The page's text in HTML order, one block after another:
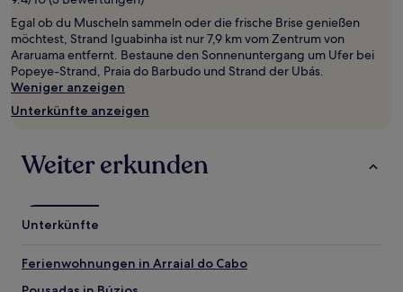
von
2 Erwachsenen
gefunden
wurde.
Preise
und
Verfügbarkeiten
können
ändern.
Es
zusätzliche
Bedingungen
gelten.
Egal ob du Muscheln sammeln oder die frische Brise genießen
möchtest, Strand Iguabinha ist nur 7,9 km vom Zentrum von
Araruama entfernt. Bestaune den Sonnenuntergang um Ufer bei
Popeye-Strand, Praia do Barbudo und Strand der Ubás.
Weniger anzeigen
Unterkünfte anzeigen
Weiter erkunden
Unterkünfte
Ferienwohnungen in Arraial do Cabo